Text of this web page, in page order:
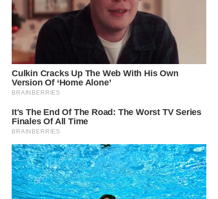
WN
TAPANULI
SELATAN
WN
TANJUNG
LESUNG
WN
KARO
WN
SIMALUNGUN
WN